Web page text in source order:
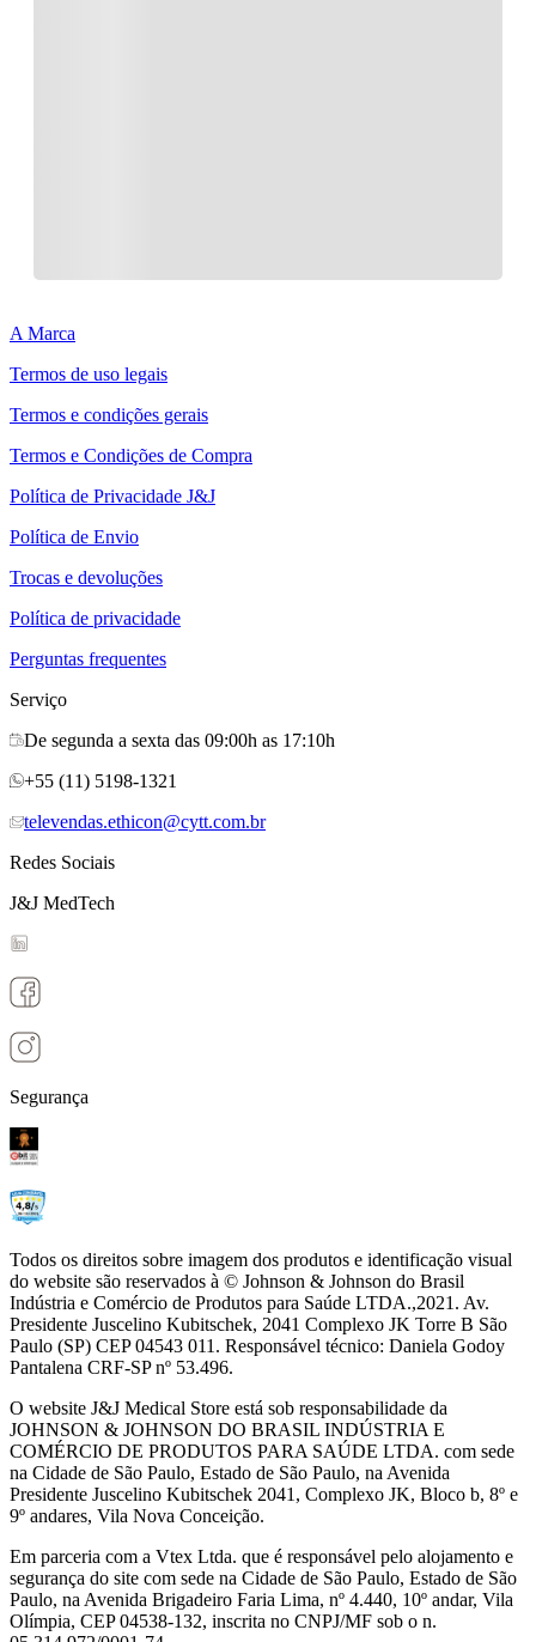
A Marca
Termos de uso legais
Termos e condições gerais
Termos e Condições de Compra
Política de Privacidade J&J
Política de Envio
Trocas e devoluções
Política de privacidade
Perguntas frequentes
Serviço
De segunda a sexta das 09:00h as 17:10h
+55 (11) 5198-1321
televendas.ethicon@cytt.com.br
Redes Sociais
J&J MedTech
Segurança
Todos os direitos sobre imagem dos produtos e identificação visual
do website são reservados à © Johnson & Johnson do Brasil
Indústria e Comércio de Produtos para Saúde LTDA.,2021. Av.
Presidente Juscelino Kubitschek, 2041 Complexo JK Torre B São
Paulo (SP) CEP 04543 011. Responsável técnico: Daniela Godoy
Pantalena CRF-SP nº 53.496.
O website J&J Medical Store está sob responsabilidade da
JOHNSON & JOHNSON DO BRASIL INDÚSTRIA E
COMÉRCIO DE PRODUTOS PARA SAÚDE LTDA. com sede
na Cidade de São Paulo, Estado de São Paulo, na Avenida
Presidente Juscelino Kubitschek 2041, Complexo JK, Bloco b, 8º e
9º andares, Vila Nova Conceição.
Em parceria com a Vtex Ltda. que é responsável pelo alojamento e
segurança do site com sede na Cidade de São Paulo, Estado de São
Paulo, na Avenida Brigadeiro Faria Lima, nº 4.440, 10º andar, Vila
Olímpia, CEP 04538-132, inscrita no CNPJ/MF sob o n.